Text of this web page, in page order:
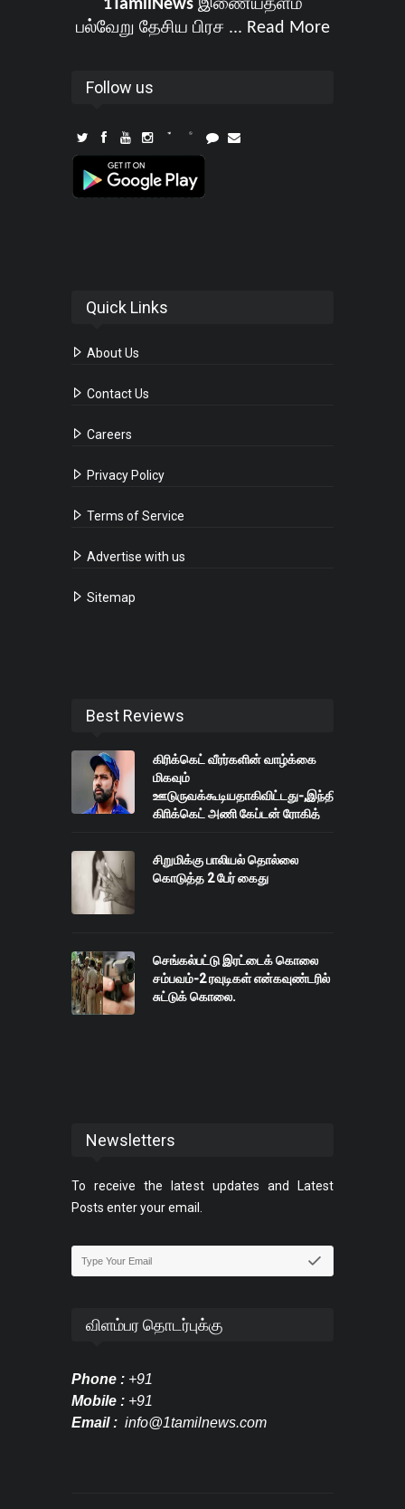
1TamilNewsஇணையதளம்
பல்வேறு தேசிய பிரச ... Read More
Follow us
Quick Links
About Us
Contact Us
Careers
Privacy Policy
Terms of Service
Advertise with us
Sitemap
Best Reviews
கிரிக்கெட் வீரர்களின் வாழ்க்கை
மிகவும்
ஊடுருவக்கூடியதாகிவிட்டது-,இந்திய
கிாிக்கெட் அணி கேப்டன் ரோகித்
சிறுமிக்கு பாலியல் தொல்லை
கொடுத்த 2 பேர் கைது
செங்கல்பட்டு இரட்டைக் கொலை
சம்பவம்-2 ரவுடிகள் என்கவுண்டரில்
சுட்டுக் கொலை.
Newsletters
To receive the latest updates and Latest
Posts enter your email.
விளம்பர தொடர்புக்கு
Phone : +91
Mobile : +91
Email : info@1tamilnews.com